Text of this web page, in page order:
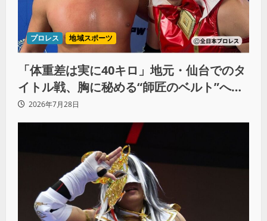
プロレス 地域スポーツ
「体重差は実に40キロ」地元・仙台でのタ
イトル戦、胸に秘める“師匠のベルト”への
想いと同期決戦への決意
2026年7月28日